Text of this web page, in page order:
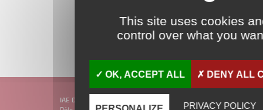
IAE DIJON
This site uses cookies
control over what you
OK, ACCEPT ALL DENY ALL
PRIVACY POLICY